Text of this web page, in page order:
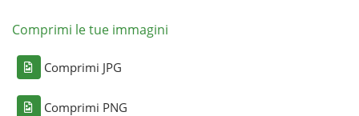
Comprimi le tue immagini
Comprimi JPG
Comprimi PNG